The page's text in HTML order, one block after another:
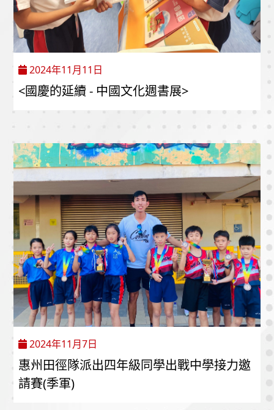
2024年11月11日
<國慶的延續 - 中國文化週書展>
2024年11月7日
惠州田徑隊派出四年級同學出戰中學接力邀
請賽(季軍)